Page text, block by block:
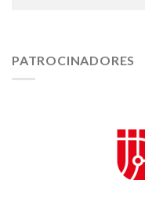
PATROCINADORES